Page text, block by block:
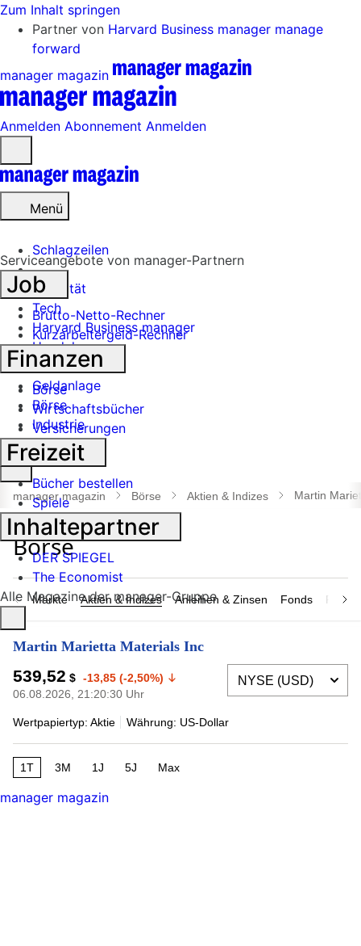
Zum Inhalt springen
Partner von Harvard Business manager manage
forward
manager magazin
Anmelden Abonnement Anmelden
öffnen
Menü
Schlagzeilen
Mobilität
Tech
Harvard Business manager
Handel
Banken
Geldanlage
Börse
Industrie
Suche
öffnen
manager magazin Börse Aktien & Indizes Martin
Märkte Aktien & Indizes Anleihen & Zinsen Fonds
Martin Marietta Materials Inc
539,52 $ -13,85 (-2,50%)
06.08.2026, 21:20:30 Uhr
Wertpapiertyp: Aktie Währung: US-Dollar
1T 3M 1J 5J Max
Serviceangebote von manager-Partnern
Job
Brutto-Netto-Rechner
Kurzarbeitergeld-Rechner
Finanzen
Börse
Wirtschaftsbücher
Versicherungen
Freizeit
Bücher bestellen
Spiele
Inhaltepartner
DER SPIEGEL
The Economist
Alle Magazine der manager-Gruppe
manager magazin